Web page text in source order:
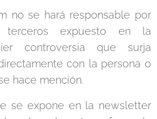
no se hará responsable por
expuesto en la
controversia que surja
con la persona o
hace mención.
se expone en la newsletter